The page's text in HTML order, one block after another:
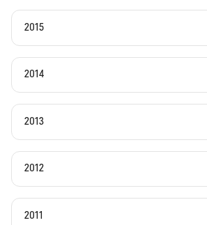
2015
2014
2013
2012
2011